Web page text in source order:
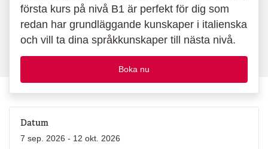
första kurs på nivå B1 är perfekt för dig som
redan har grundläggande kunskaper i italienska
och vill ta dina språkkunskaper till nästa nivå.
Boka nu
Datum
7 sep. 2026 - 12 okt. 2026